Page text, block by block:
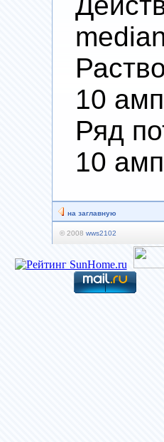
10
Ряд
10
на заглавную
© 2008 wws2102